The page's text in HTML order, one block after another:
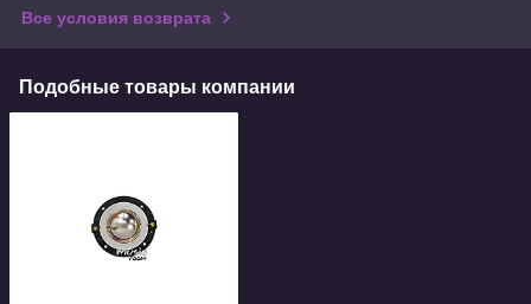
Все условия возврата
Подобные товары компании